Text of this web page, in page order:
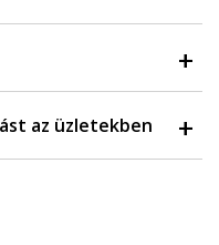
az üzletekben